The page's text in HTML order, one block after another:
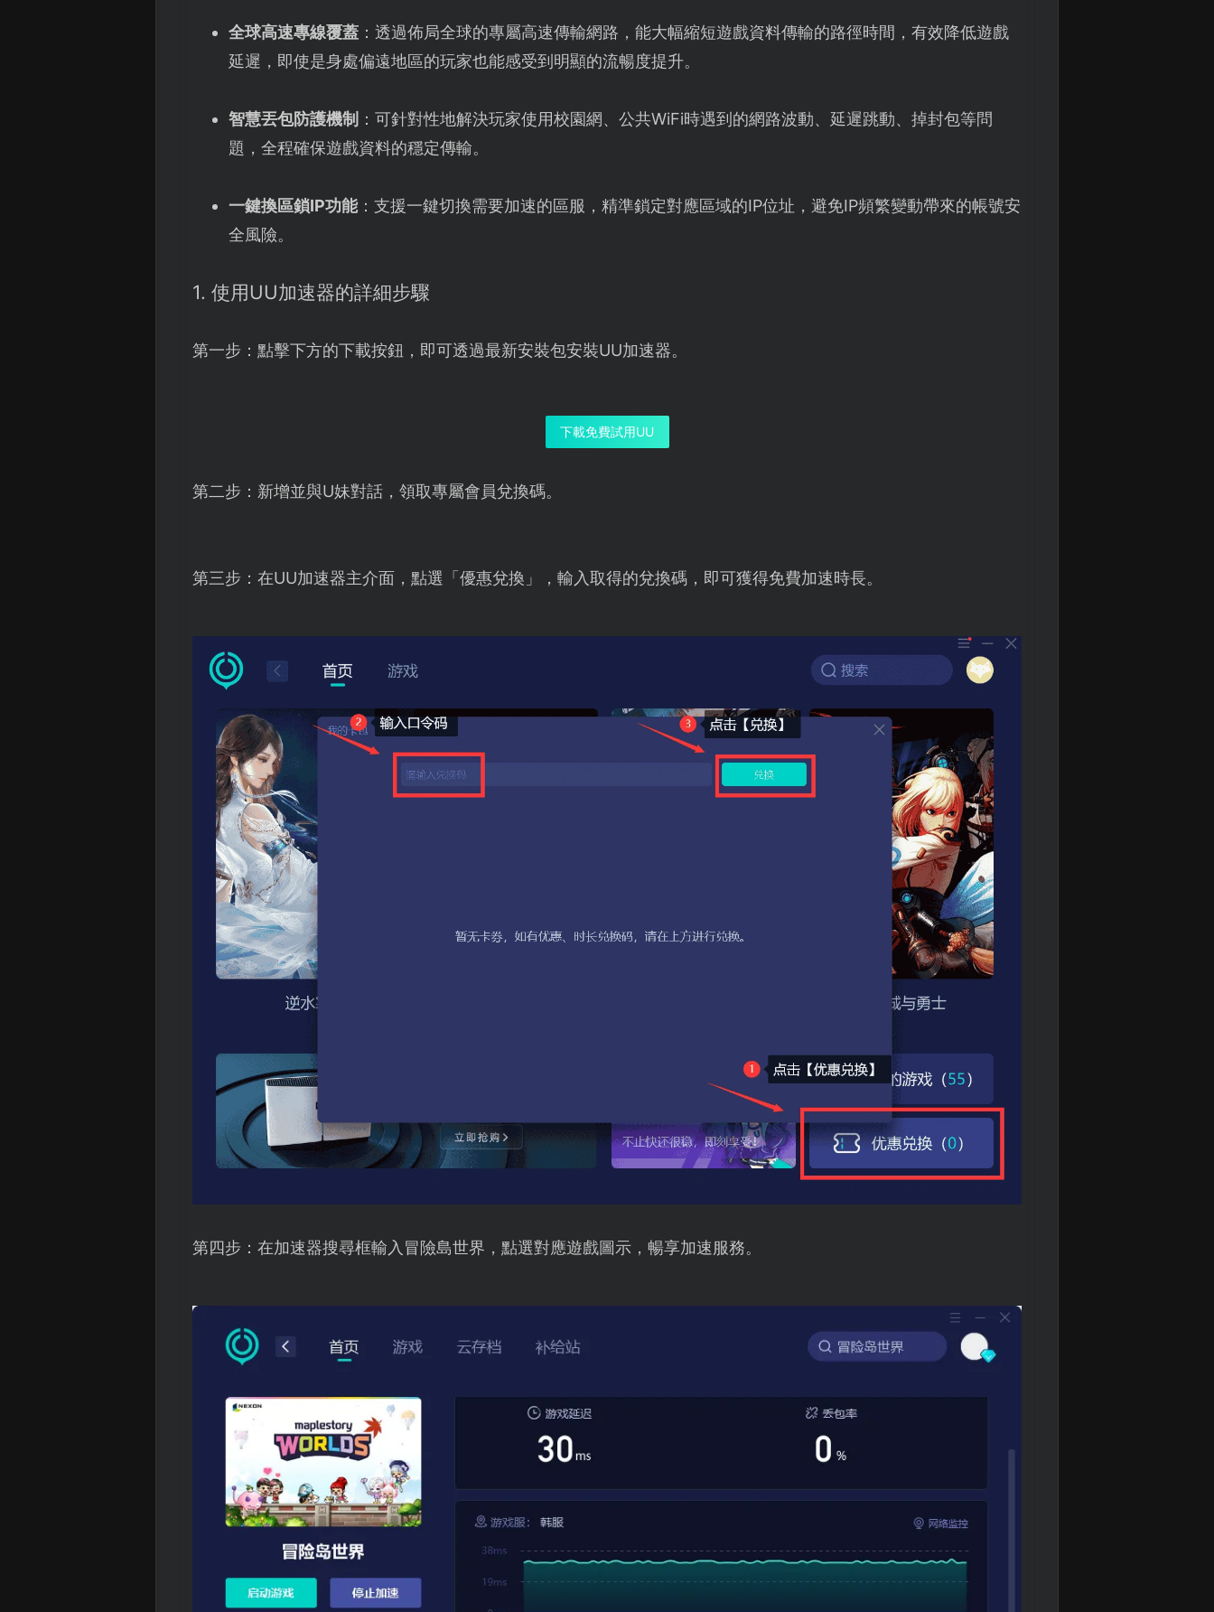
全球高速專線覆蓋：透過佈局全球的專屬高速傳輸網路，能大幅縮短遊戲資料傳輸的路徑時間，有效降低遊戲
延遲，即使是身處偏遠地區的玩家也能感受到明顯的流暢度提升。
智慧丟包防護機制 ：可針對性地解決玩家使用校園網、公共WiFi時遇到的網路波動、延遲跳動、掉封包等問
題，全程確保遊戲資料的穩定傳輸。
一鍵換區鎖IP功能：支援一鍵切換需要加速的區服，精準鎖定對應區域的IP位址，避免IP頻繁變動帶來的帳號安
全風險。
1. 使用UU加速器的詳細步驟
第一步：點擊下方的下載按鈕，即可透過最新安裝包安裝UU加速器。
下載免費試用UU
第二步：新增並與U妹對話，領取專屬會員兌換碼。
第三步：在UU加速器主介面，點選「優惠兌換」，輸入取得的兌換碼，即可獲得免費加速時長。
第四步：在加速器搜尋框輸入冒險島世界，點選對應遊戲圖示，暢享加速服務。